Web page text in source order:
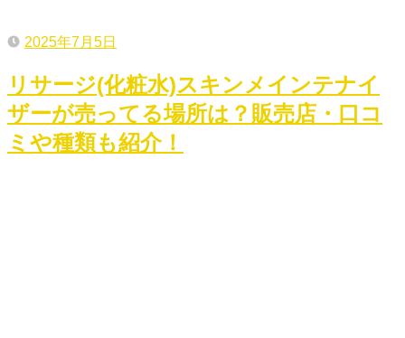
2025年7月5日
リサージ(化粧水)スキンメインテナイ
ザーが売ってる場所は？販売店・口コ
ミや種類も紹介！